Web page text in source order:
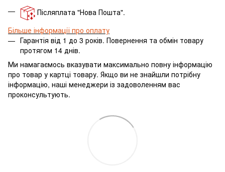
Післяплата "Нова Пошта".
Більше інформації про оплату
Гарантія від 1 до 3 років. Повернення та обмін товару
протягом 14 днів.
Ми намагаємось вказувати максимально повну інформацію
про товар у картці товару. Якщо ви не знайшли потрібну
інформацію, наші менеджери із задоволенням вас
проконсультують.